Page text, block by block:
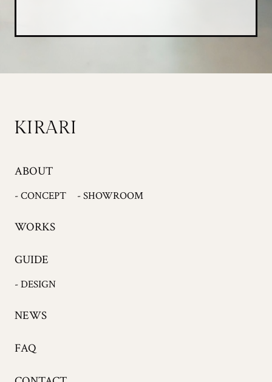
ABOUT
- CONCEPT - SHOWROOM
WORKS
GUIDE
- DESIGN
NEWS
FAQ